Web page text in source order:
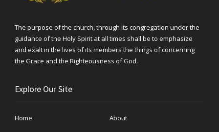
The purpose of the church, through its congregation under the
guidance of the Holy Spirit at all times shall be to emphasize
and exalt in the lives of its members the things of concerning
the Grace and the Righteousness of God.
Explore Our Site
Home About